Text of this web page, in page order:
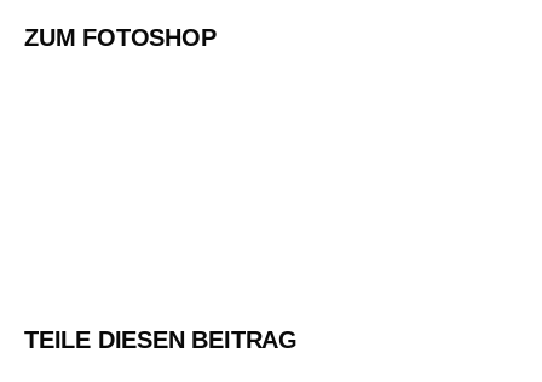
ZUM FOTOSHOP
TEILE DIESEN BEITRAG